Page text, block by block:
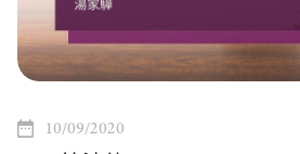
10/09/2020